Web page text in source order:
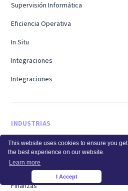
This website uses cookies to ensure you get
the best experience on our website.
Learn more
I Accept
Supervisión Informática
Eficiencia Operativa
In Situ
Integraciones
Integraciones
INDUSTRIAS
Salud
Centro de llamadas
Finanzas